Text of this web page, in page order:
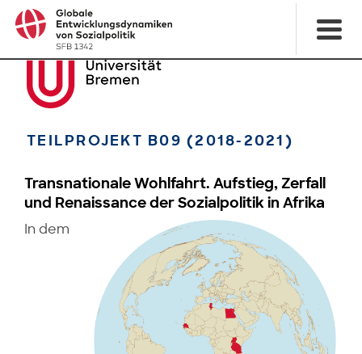
TEILPROJEKT B09 (2018-2021)
Transnationale Wohlfahrt. Aufstieg, Zerfall
und Renaissance der Sozialpolitik in Afrika
In dem